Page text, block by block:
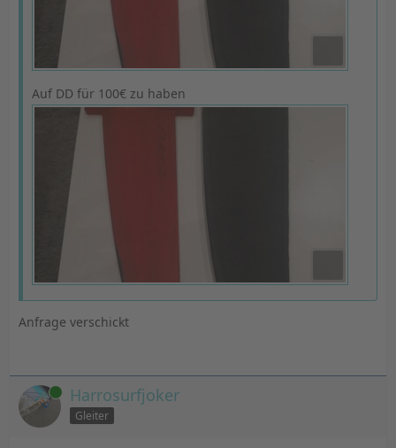
Auf DD für 100€ zu haben
Anfrage verschickt
Online Harrosurfjoker
Gleiter